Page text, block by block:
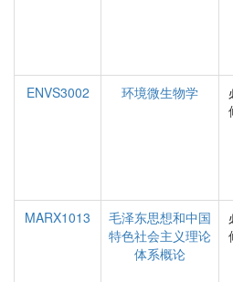
ENVS3002
环境微生物学
MARX1013
毛泽东思想和中国
特色社会主义理论
体系概论